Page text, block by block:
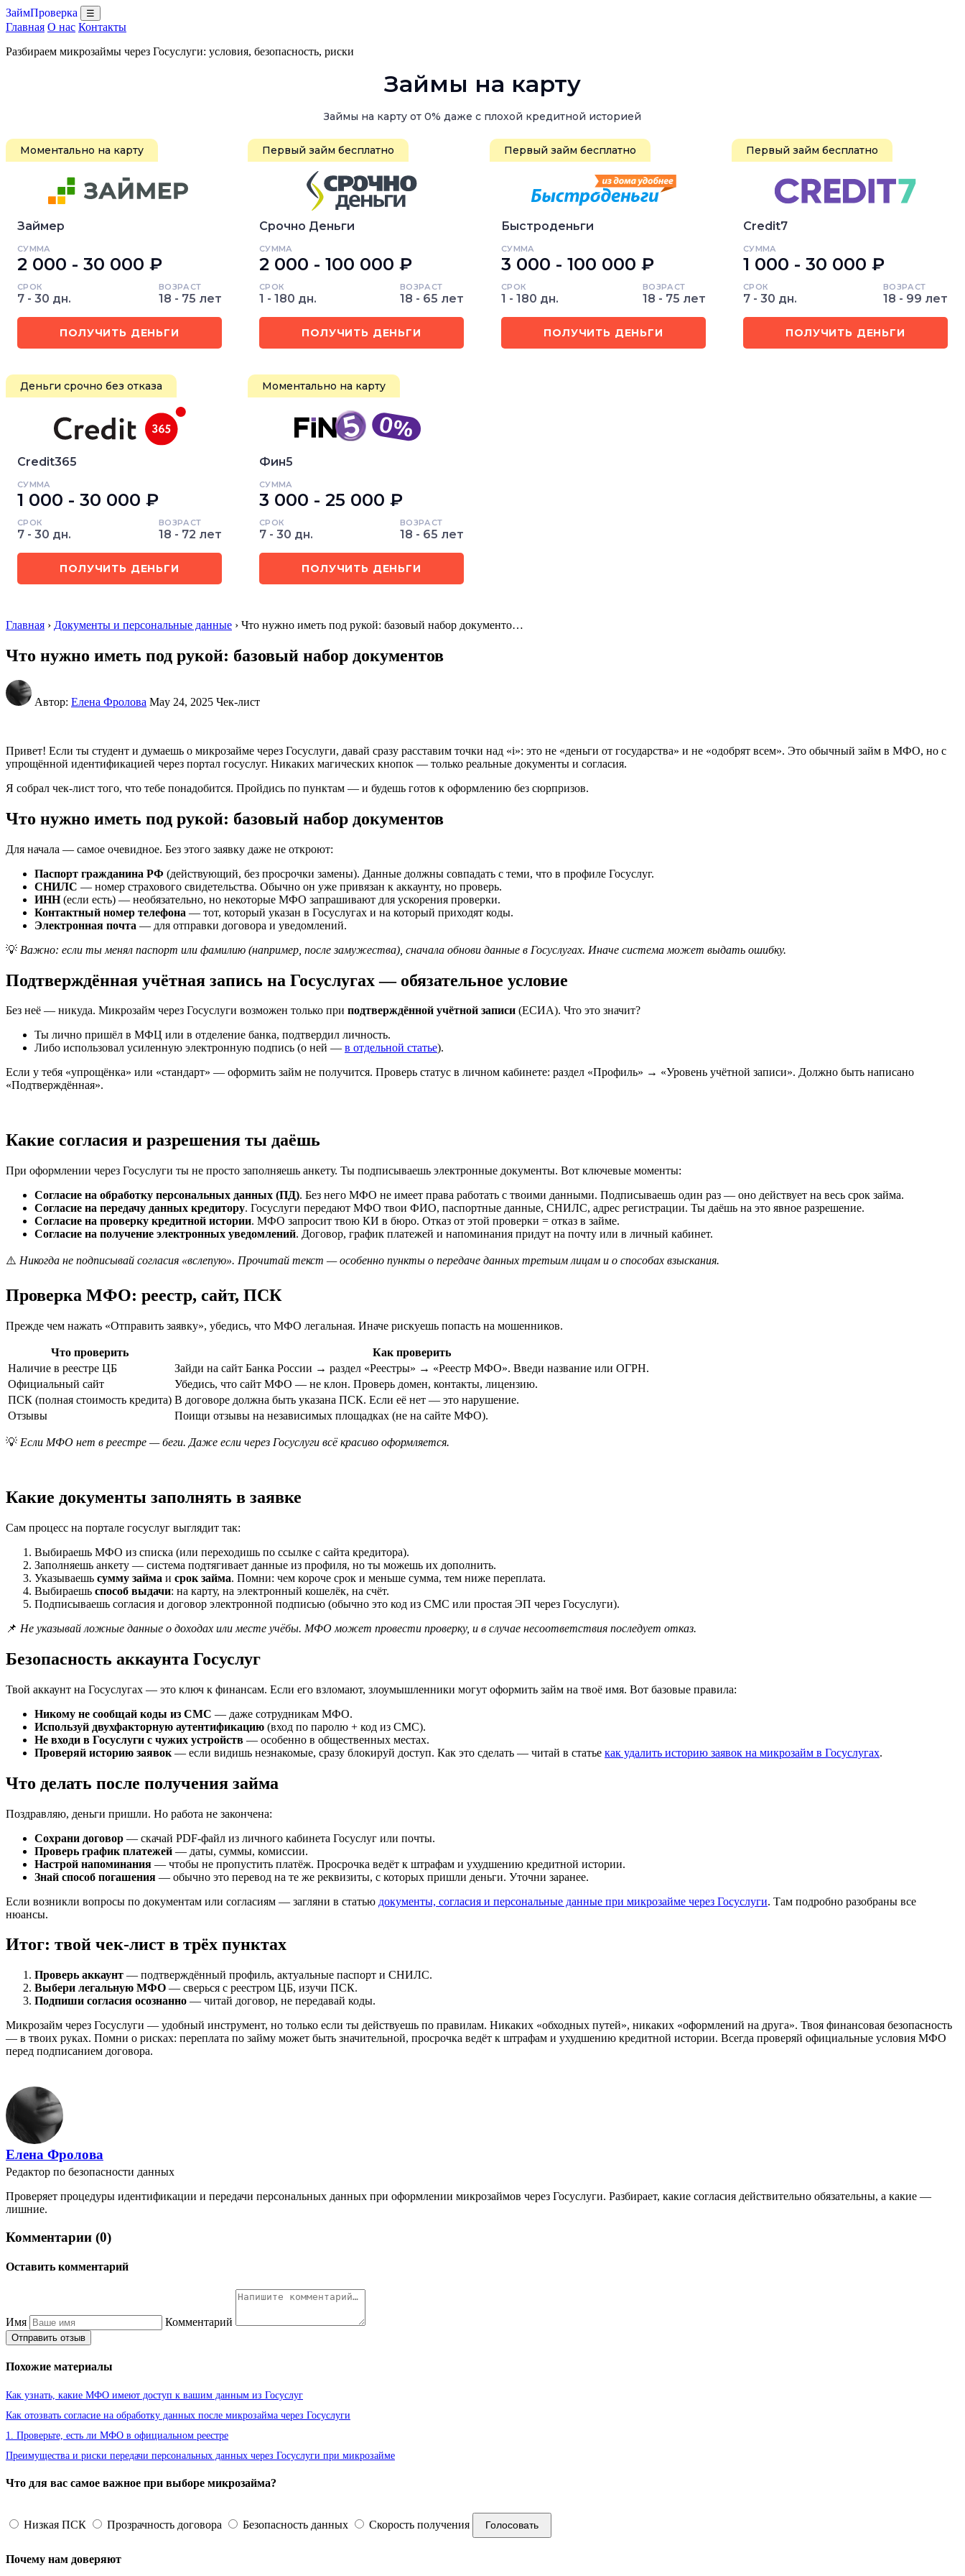
ЗаймПроверка ☰
Главная О нас Контакты
Разбираем микрозаймы через Госуслуги: условия, безопасность, риски
Займы на карту
Займы на карту от 0% даже с плохой кредитной историей
Моментально на карту
Займер
СУММА
2 000 - 30 000 ₽
СРОК
7 - 30 дн.
ВОЗРАСТ
18 - 75 лет
ПОЛУЧИТЬ ДЕНЬГИ
Первый займ бесплатно
Срочно Деньги
СУММА
2 000 - 100 000 ₽
СРОК
1 - 180 дн.
ВОЗРАСТ
18 - 65 лет
ПОЛУЧИТЬ ДЕНЬГИ
Первый займ бесплатно
Быстроденьги
СУММА
3 000 - 100 000 ₽
СРОК
1 - 180 дн.
ВОЗРАСТ
18 - 75 лет
ПОЛУЧИТЬ ДЕНЬГИ
Первый займ бесплатно
Credit7
СУММА
1 000 - 30 000 ₽
СРОК
7 - 30 дн.
ВОЗРАСТ
18 - 99 лет
ПОЛУЧИТЬ ДЕНЬГИ
Деньги срочно без отказа
Credit365
СУММА
1 000 - 30 000 ₽
СРОК
7 - 30 дн.
ВОЗРАСТ
18 - 72 лет
ПОЛУЧИТЬ ДЕНЬГИ
Моментально на карту
Фин5
СУММА
3 000 - 25 000 ₽
СРОК
7 - 30 дн.
ВОЗРАСТ
18 - 65 лет
ПОЛУЧИТЬ ДЕНЬГИ
Главная › Документы и персональные данные › Что нужно иметь под рукой: базовый набор документо…
Что нужно иметь под рукой: базовый набор документов
Автор: Елена Фролова May 24, 2025 Чек-лист
Привет! Если ты студент и думаешь о микрозайме через Госуслуги, давай сразу расставим точки над «i»: это не «деньги от государства» и не «одобрят всем». Это обычный займ в МФО, но с
упрощённой идентификацией через портал госуслуг. Никаких магических кнопок — только реальные документы и согласия.
Я собрал чек-лист того, что тебе понадобится. Пройдись по пунктам — и будешь готов к оформлению без сюрпризов.
Что нужно иметь под рукой: базовый набор документов
Для начала — самое очевидное. Без этого заявку даже не откроют:
Паспорт гражданина РФ (действующий, без просрочки замены). Данные должны совпадать с теми, что в профиле Госуслуг.
СНИЛС — номер страхового свидетельства. Обычно он уже привязан к аккаунту, но проверь.
ИНН(если есть) — необязательно, но некоторые МФО запрашивают для ускорения проверки.
Контактный номер телефона — тот, который указан в Госуслугах и на который приходят коды.
Электронная почта — для отправки договора и уведомлений.
💡 Важно: если ты менял паспорт или фамилию (например, после замужества), сначала обнови данные в Госуслугах. Иначе система может выдать ошибку.
Подтверждённая учётная запись на Госуслугах — обязательное условие
Без неё — никуда. Микрозайм через Госуслуги возможен только при подтверждённой учётной записи (ЕСИА). Что это значит?
Ты лично пришёл в МФЦ или в отделение банка, подтвердил личность.
Либо использовал усиленную электронную подпись (о ней — в отдельной статье).
Если у тебя «упрощёнка» или «стандарт» — оформить займ не получится. Проверь статус в личном кабинете: раздел «Профиль» → «Уровень учётной записи». Должно быть написано
«Подтверждённая».
Какие согласия и разрешения ты даёшь
При оформлении через Госуслуги ты не просто заполняешь анкету. Ты подписываешь электронные документы. Вот ключевые моменты:
Согласие на обработку персональных данных (ПД). Без него МФО не имеет права работать с твоими данными. Подписываешь один раз — оно действует на весь срок займа.
Согласие на передачу данных кредитору. Госуслуги передают МФО твои ФИО, паспортные данные, СНИЛС, адрес регистрации. Ты даёшь на это явное разрешение.
Согласие на проверку кредитной истории. МФО запросит твою КИ в бюро. Отказ от этой проверки = отказ в займе.
Согласие на получение электронных уведомлений. Договор, график платежей и напоминания придут на почту или в личный кабинет.
⚠️ Никогда не подписывай согласия «вслепую». Прочитай текст — особенно пункты о передаче данных третьим лицам и о способах взыскания.
Проверка МФО: реестр, сайт, ПСК
Прежде чем нажать «Отправить заявку», убедись, что МФО легальная. Иначе рискуешь попасть на мошенников.
Что проверить
Как проверить
Наличие в реестре ЦБ
Зайди на сайт Банка России → раздел «Реестры» → «Реестр МФО». Введи название или ОГРН.
Официальный сайт
Убедись, что сайт МФО — не клон. Проверь домен, контакты, лицензию.
ПСК (полная стоимость кредита) В договоре должна быть указана ПСК. Если её нет — это нарушение.
Отзывы
Поищи отзывы на независимых площадках (не на сайте МФО).
💡 Если МФО нет в реестре — беги. Даже если через Госуслуги всё красиво оформляется.
Какие документы заполнять в заявке
Сам процесс на портале госуслуг выглядит так:
Выбираешь МФО из списка (или переходишь по ссылке с сайта кредитора).
Заполняешь анкету — система подтягивает данные из профиля, но ты можешь их дополнить.
Указываешь сумму займа и срок займа. Помни: чем короче срок и меньше сумма, тем ниже переплата.
Выбираешь способ выдачи: на карту, на электронный кошелёк, на счёт.
Подписываешь согласия и договор электронной подписью (обычно это код из СМС или простая ЭП через Госуслуги).
📌 Не указывай ложные данные о доходах или месте учёбы. МФО может провести проверку, и в случае несоответствия последует отказ.
Безопасность аккаунта Госуслуг
Твой аккаунт на Госуслугах — это ключ к финансам. Если его взломают, злоумышленники могут оформить займ на твоё имя. Вот базовые правила:
Никому не сообщай коды из СМС — даже сотрудникам МФО.
Используй двухфакторную аутентификацию (вход по паролю + код из СМС).
Не входи в Госуслуги с чужих устройств — особенно в общественных местах.
Проверяй историю заявок — если видишь незнакомые, сразу блокируй доступ. Как это сделать — читай в статье как удалить историю заявок на микрозайм в Госуслугах.
Что делать после получения займа
Поздравляю, деньги пришли. Но работа не закончена:
Сохрани договор — скачай PDF-файл из личного кабинета Госуслуг или почты.
Проверь график платежей — даты, суммы, комиссии.
Настрой напоминания — чтобы не пропустить платёж. Просрочка ведёт к штрафам и ухудшению кредитной истории.
Знай способ погашения — обычно это перевод на те же реквизиты, с которых пришли деньги. Уточни заранее.
Если возникли вопросы по документам или согласиям — загляни в статью документы, согласия и персональные данные при микрозайме через Госуслуги. Там подробно разобраны все
нюансы.
Итог: твой чек-лист в трёх пунктах
Проверь аккаунт — подтверждённый профиль, актуальные паспорт и СНИЛС.
Выбери легальную МФО — сверься с реестром ЦБ, изучи ПСК.
Подпиши согласия осознанно — читай договор, не передавай коды.
Микрозайм через Госуслуги — удобный инструмент, но только если ты действуешь по правилам. Никаких «обходных путей», никаких «оформлений на друга». Твоя финансовая безопасность
— в твоих руках. Помни о рисках: переплата по займу может быть значительной, просрочка ведёт к штрафам и ухудшению кредитной истории. Всегда проверяй официальные условия МФО
перед подписанием договора.
Елена Фролова
Редактор по безопасности данных
Проверяет процедуры идентификации и передачи персональных данных при оформлении микрозаймов через Госуслуги. Разбирает, какие согласия действительно обязательны, а какие —
лишние.
Комментарии (0)
Оставить комментарий
Имя Комментарий
Отправить отзыв
Похожие материалы
Как узнать, какие МФО имеют доступ к вашим данным из Госуслуг
Как отозвать согласие на обработку данных после микрозайма через Госуслуги
1. Проверьте, есть ли МФО в официальном реестре
Преимущества и риски передачи персональных данных через Госуслуги при микрозайме
Что для вас самое важное при выборе микрозайма?
Низкая ПСК Прозрачность договора Безопасность данных Скорость получения Голосовать
Почему нам доверяют